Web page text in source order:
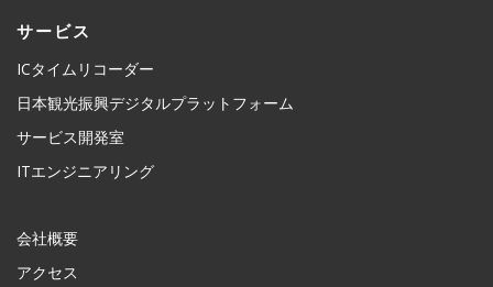
サービス
ICタイムリコーダー
日本観光振興デジタルプラットフォーム
サービス開発室
ITエンジニアリング
会社概要
アクセス